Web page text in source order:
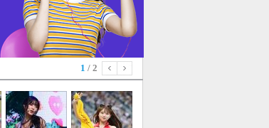
1 / 2